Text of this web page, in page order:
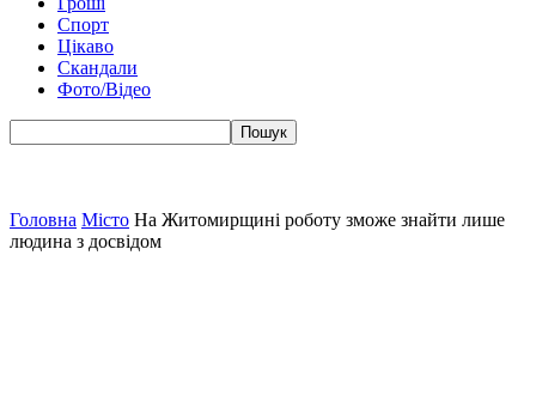
Спорт
Цікаво
Скандали
Фото/Відео
Головна Місто На Житомирщині роботу зможе знайти лише
людина з досвідом